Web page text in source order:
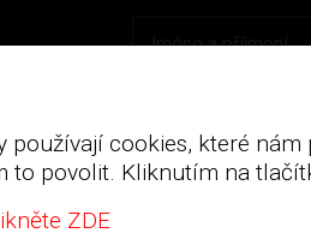
používají cookies, které
to povolit. Kliknutím na
ZDE